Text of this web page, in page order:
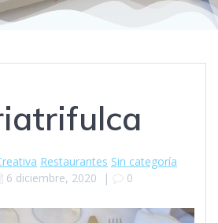
Restaurantes Sin categoría
6 diciembre, 2020 | 0